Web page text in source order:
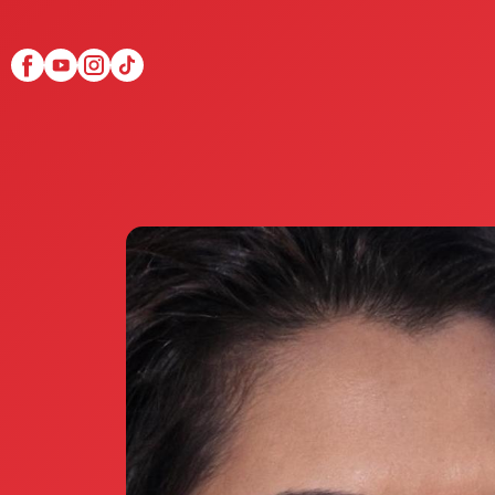
Scopri Club di Più
Le testimonianze
La fondatrice Valeria